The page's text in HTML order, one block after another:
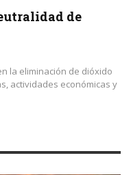
de
la eliminación de dióxido
actividades económicas y